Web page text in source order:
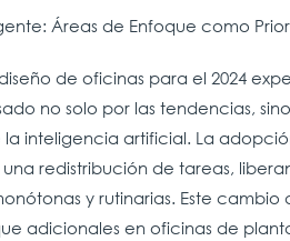
Áreas de Enfoque como
de oficinas para el 2024
no solo por las tendencias,
inteligencia artificial. La
redistribución de tareas,
y rutinarias. Este
adicionales en oficinas de